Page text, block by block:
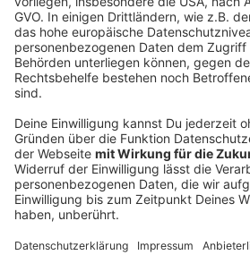
Ausland mit ins Spiel kommt,
entstehen. Und das inmitten einer
Ausnahmesituation. In NRW hat
zurück e.V." gegründet, um genau in
können die Ehrenamtlichen zum
How unterstützen. Weitere
unter diesem Link.
Anzeige